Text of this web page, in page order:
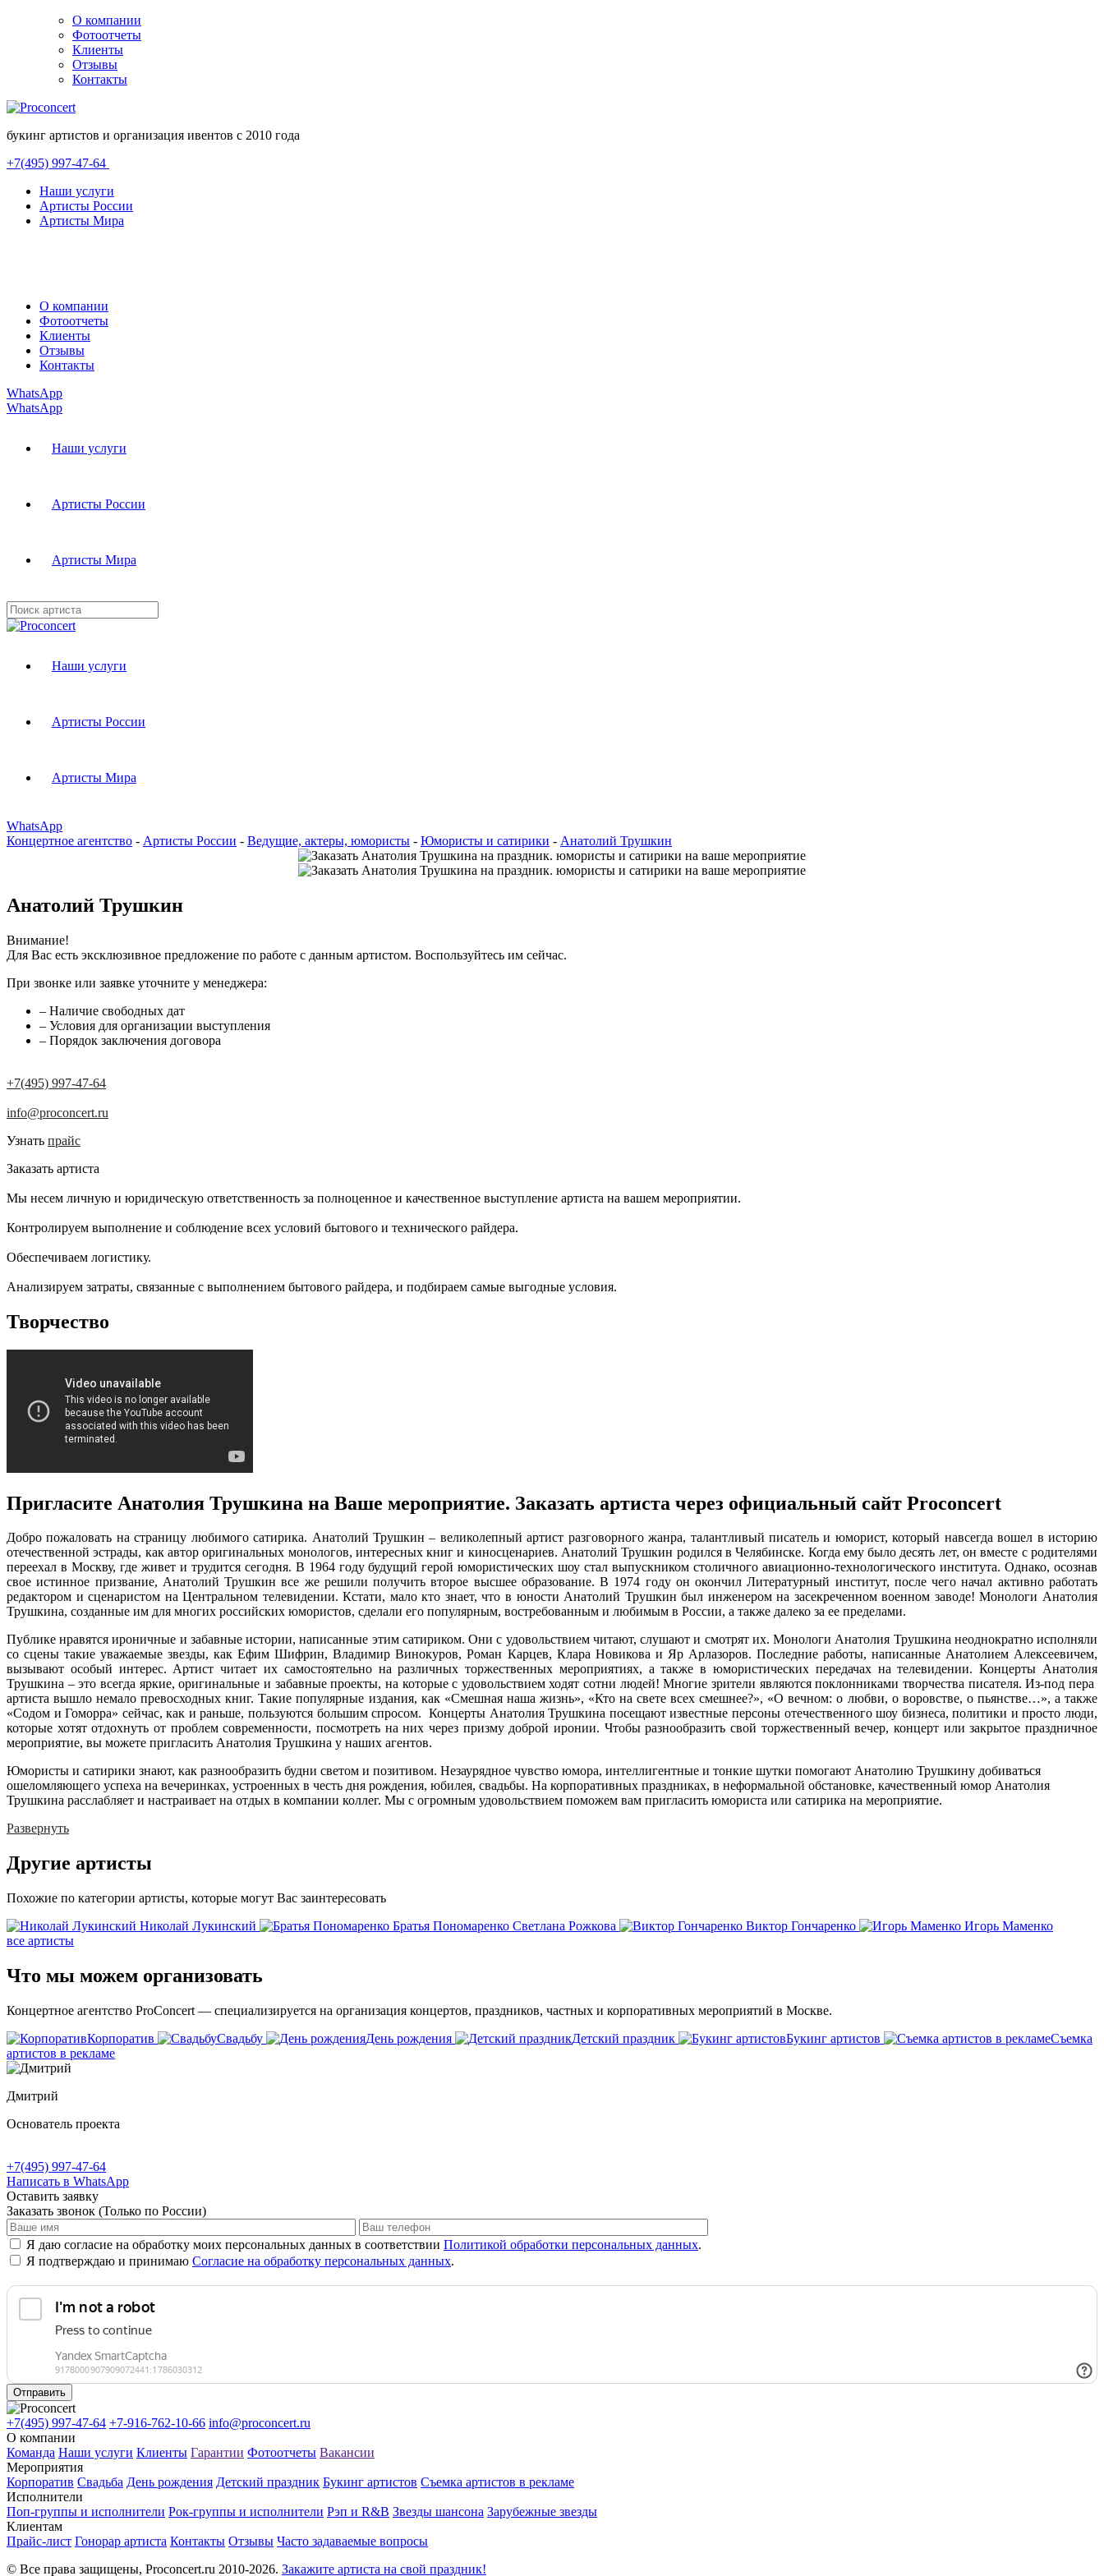
О компании
Фотоотчеты
Клиенты
Отзывы
Контакты
букинг артистов и организация ивентов с 2010 года
+7(495) 997-47-64
Наши услуги
Артисты России
Артисты Мира
О компании
Фотоотчеты
Клиенты
Отзывы
Контакты
WhatsApp
WhatsApp
Наши услуги
Артисты России
Артисты Мира
Наши услуги
Артисты России
Артисты Мира
WhatsApp
Концертное агентство - Артисты России - Ведущие, актеры, юмористы - Юмористы и сатирики - Анатолий Трушкин
Анатолий Трушкин
Внимание!
Для Вас есть эксклюзивное предложение по работе с данным артистом. Воспользуйтесь им сейчас.
При звонке или заявке уточните у менеджера:
– Наличие свободных дат
– Условия для организации выступления
– Порядок заключения договора
+7(495) 997-47-64
info@proconcert.ru
Узнать прайс
Заказать артиста
Мы несем личную и юридическую ответственность за полноценное и качественное выступление артиста на вашем мероприятии.
Контролируем выполнение и соблюдение всех условий бытового и технического райдера.
Обеспечиваем логистику.
Анализируем затраты, связанные с выполнением бытового райдера, и подбираем самые выгодные условия.
Творчество
Пригласите Анатолия Трушкина на Ваше мероприятие. Заказать артиста через официальный сайт Proconcert
Добро пожаловать на страницу любимого сатирика. Анатолий Трушкин – великолепный артист разговорного жанра, талантливый писатель и юморист, который навсегда вошел в историю
отечественной эстрады, как автор оригинальных монологов, интересных книг и киносценариев. Анатолий Трушкин родился в Челябинске. Когда ему было десять лет, он вместе с родителями
переехал в Москву, где живет и трудится сегодня. В 1964 году будущий герой юмористических шоу стал выпускником столичного авиационно-технологического института. Однако, осознав
свое истинное призвание, Анатолий Трушкин все же решили получить второе высшее образование. В 1974 году он окончил Литературный институт, после чего начал активно работать
редактором и сценаристом на Центральном телевидении. Кстати, мало кто знает, что в юности Анатолий Трушкин был инженером на засекреченном военном заводе! Монологи Анатолия
Трушкина, созданные им для многих российских юмористов, сделали его популярным, востребованным и любимым в России, а также далеко за ее пределами.
Публике нравятся ироничные и забавные истории, написанные этим сатириком. Они с удовольствием читают, слушают и смотрят их. Монологи Анатолия Трушкина неоднократно исполняли
со сцены такие уважаемые звезды, как Ефим Шифрин, Владимир Винокуров, Роман Карцев, Клара Новикова и Яр Арлазоров. Последние работы, написанные Анатолием Алексеевичем,
вызывают особый интерес. Артист читает их самостоятельно на различных торжественных мероприятиях, а также в юмористических передачах на телевидении. Концерты Анатолия
Трушкина – это всегда яркие, оригинальные и забавные проекты, на которые с удовольствием ходят сотни людей! Многие зрители являются поклонниками творчества писателя. Из-под пера
артиста вышло немало превосходных книг. Такие популярные издания, как «Смешная наша жизнь», «Кто на свете всех смешнее?», «О вечном: о любви, о воровстве, о пьянстве…», а также
«Содом и Гоморра» сейчас, как и раньше, пользуются большим спросом. Концерты Анатолия Трушкина посещают известные персоны отечественного шоу бизнеса, политики и просто люди,
которые хотят отдохнуть от проблем современности, посмотреть на них через призму доброй иронии. Чтобы разнообразить свой торжественный вечер, концерт или закрытое праздничное
мероприятие, вы можете пригласить Анатолия Трушкина у наших агентов.
Юмористы и сатирики знают, как разнообразить будни светом и позитивом. Незаурядное чувство юмора, интеллигентные и тонкие шутки помогают Анатолию Трушкину добиваться
ошеломляющего успеха на вечеринках, устроенных в честь дня рождения, юбилея, свадьбы. На корпоративных праздниках, в неформальной обстановке, качественный юмор Анатолия
Трушкина расслабляет и настраивает на отдых в компании коллег. Мы с огромным удовольствием поможем вам пригласить юмориста или сатирика на мероприятие.
Развернуть
Другие артисты
Похожие по категории артисты, которые могут Вас заинтересовать
Николай Лукинский
Братья Пономаренко Светлана Рожкова Виктор Гончаренко
Игорь Маменко
все артисты
Что мы можем организовать
Концертное агентство ProConcert — cпециализируется на организация концертов, праздников, частных и корпоративных мероприятий в Москве.
Корпоратив
Свадьбу День рождения Детский праздник Букинг артистов
Съемка
артистов в рекламе
Дмитрий
Основатель проекта
+7(495) 997-47-64
Написать в WhatsApp
Оставить заявку
Заказать звонок (Только по России)
Я даю согласие на обработку моих персональных данных в соответствии Политикой обработки персональных данных.
Я подтверждаю и принимаю Согласие на обработку персональных данных.
Отправить
+7(495) 997-47-64 +7-916-762-10-66 info@proconcert.ru
О компании
Команда Наши услуги Клиенты Гарантии Фотоотчеты Вакансии
Мероприятия
Корпоратив Свадьба День рождения Детский праздник Букинг артистов Съемка артистов в рекламе
Исполнители
Поп-группы и исполнители Рок-группы и исполнители Рэп и R&B Звезды шансона Зарубежные звезды
Клиентам
Прайс-лист Гонорар артиста Контакты Отзывы Часто задаваемые вопросы
© Все права защищены, Proconcert.ru 2010-2026. Закажите артиста на свой праздник!